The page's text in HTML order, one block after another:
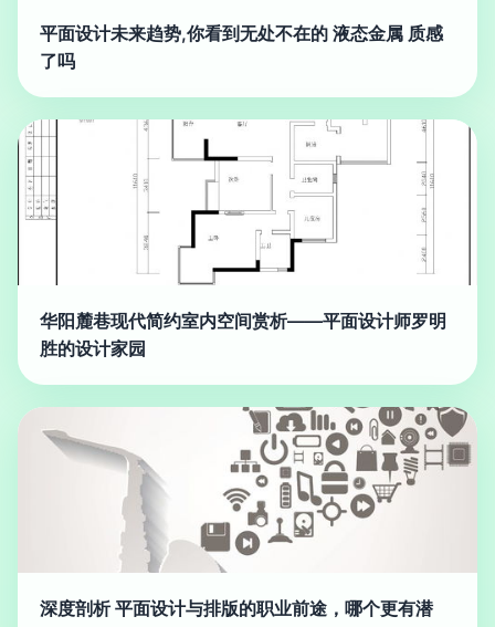
平面设计未来趋势,你看到无处不在的 液态金属 质感
了吗
华阳麓巷现代简约室内空间赏析——平面设计师罗明
胜的设计家园
深度剖析 平面设计与排版的职业前途，哪个更有潜